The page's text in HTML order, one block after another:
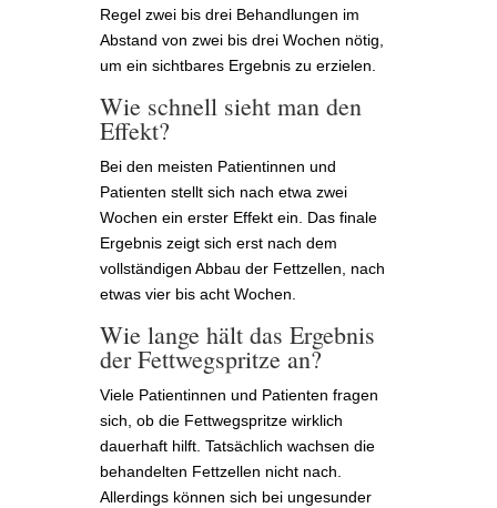
Regel zwei bis drei Behandlungen im
Abstand von zwei bis drei Wochen nötig,
um ein sichtbares Ergebnis zu erzielen.
Wie schnell sieht man den
Effekt?
Bei den meisten Patientinnen und
Patienten stellt sich nach etwa zwei
Wochen ein erster Effekt ein. Das finale
Ergebnis zeigt sich erst nach dem
vollständigen Abbau der Fettzellen, nach
etwas vier bis acht Wochen.
Wie lange hält das Ergebnis
der Fettwegspritze an?
Viele Patientinnen und Patienten fragen
sich, ob die Fettwegspritze wirklich
dauerhaft hilft. Tatsächlich wachsen die
behandelten Fettzellen nicht nach.
Allerdings können sich bei ungesunder